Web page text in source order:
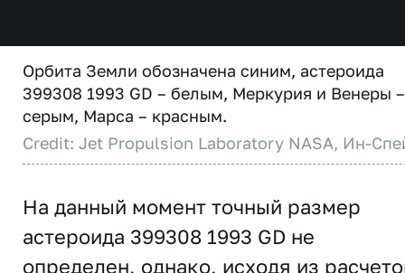
Орбита Земли обозначена синим, астероида
399308 1993 GD – белым, Меркурия и Венеры –
серым, Марса – красным.
Credit: Jet Propulsion Laboratory NASA, Ин-
На данный момент точный размер
астероида 399308 1993 GD не
определен, однако, исходя из